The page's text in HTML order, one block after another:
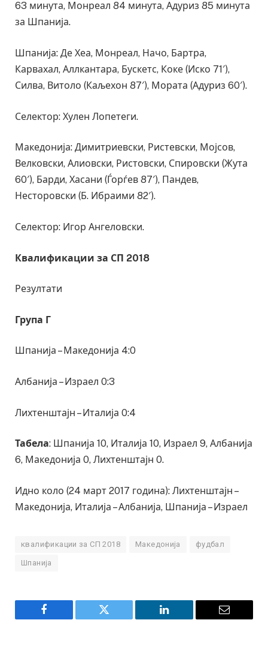
63 минута, Монреал 84 минута, Адуриз 85 минута
за Шпанија.
Шпанија: Де Хеа, Монреал, Начо, Бартра,
Карвахал, Аллкантара, Бускетс, Коке (Иско 71′),
Силва, Витоло (Каљехон 87′), Мората (Адуриз 60′).
Селектор: Хулен Лопетеги.
Македонија: Димитриевски, Ристевски, Мојсов,
Велковски, Алиовски, Ристовски, Спировски (Жута
60′), Барди, Хасани (Ѓорѓев 87′), Пандев,
Несторовски (Б. Ибраими 82′).
Селектор: Игор Ангеловски.
Квалификации за СП 2018
Резултати
Група Г
Шпанија – Македонија 4:0
Албанија – Израел 0:3
Лихтенштајн – Италија 0:4
Табела: Шпанија 10, Италија 10, Израел 9, Албанија
6, Македонија 0, Лихтенштајн 0.
Идно коло (24 март 2017 година): Лихтенштајн –
Македонија, Италија – Албанија, Шпанија – Израел
квалификации за СП 2018 Македонија фудбал
Шпанија
Facebook Twitter LinkedIn Email